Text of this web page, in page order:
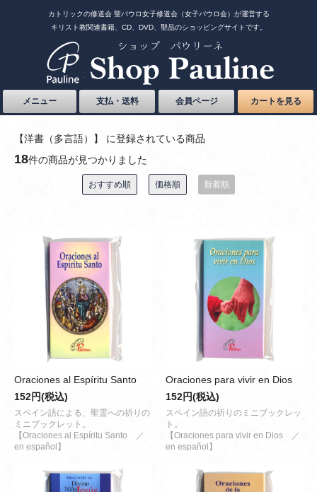
カトリックの修道会 聖パウロ女子修道会（女子パウロ会）が運営する
キリスト教関連書籍、CD、DVD、聖品のショッピングサイトです。
メニュー 支払・送料 会員ページ カートを見る
【洋書（多言語）】 に登録されている商品
18件の商品が見つかりました
おすすめ順 価格順 新着順
Oraciones al Espíritu Santo
152円(税込)
スペイン語による、聖霊への祈りの
ミニブックレット。
【Oraciones al Espíritu Santo ／
en español】
Oraciones para vivir en Dios
152円(税込)
スペイン語の祈りのミニブックレッ
ト。
【Oraciones para vivir en Dios ／
en español】